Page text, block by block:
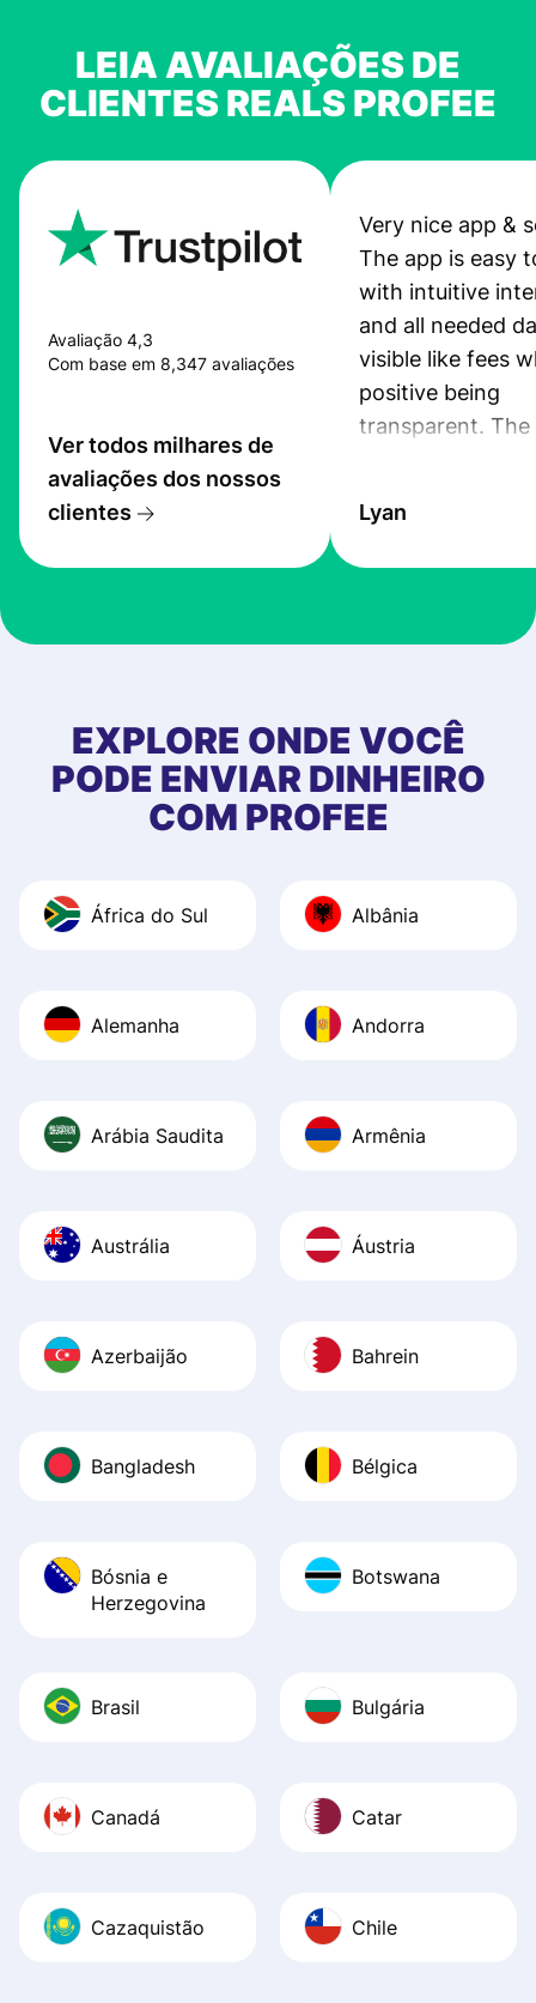
LEIA AVALIAÇÕES DE
CLIENTES REALS PROFEE
Avaliação 4,3
Com base em 8,347 avaliações
Ver todos milhares de
avaliações dos nossos
clientes
Very nice app &
The app is easy
with intuitive
and all needed
visible like fees
positive being
transparent. The
the exchange
at Profee is very
first started
app, and they
quick to provide
and helpful
Recommend it!
Lyan
EXPLORE ONDE VOCÊ
PODE ENVIAR DINHEIRO
COM PROFEE
África do Sul Albânia
Alemanha Andorra
Arábia Saudita Armênia
Austrália Áustria
Azerbaijão Bahrein
Bangladesh Bélgica
Bósnia e
Herzegovina
Botswana
Brasil Bulgária
Canadá Catar
Cazaquistão Chile